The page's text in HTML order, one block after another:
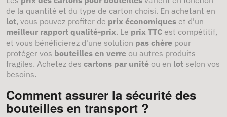
de la quantité et du type de carton choisi. En achetant en
lot, vous pouvez profiter de prix économiques et d'un
meilleur rapport qualité-prix. Le prix TTC est compétitif,
et vous bénéficierez d'une solution pas chère pour
protéger vos bouteilles en verre ou autres produits
fragiles. Achetez des cartons par unité ou en lot selon vos
besoins.
Comment assurer la sécurité des
bouteilles en transport ?